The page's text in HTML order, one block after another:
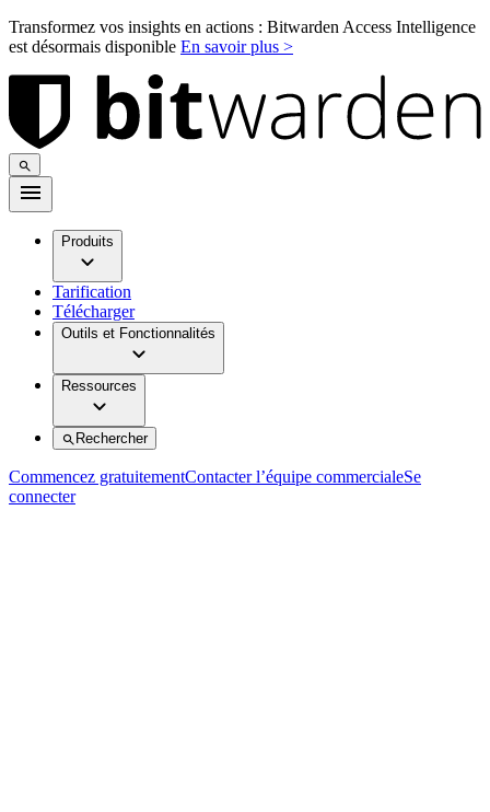
Transformez vos insights en actions : Bitwarden Access Intelligence
est désormais disponible En savoir plus >
Produits
Tarification
Télécharger
Outils et Fonctionnalités
Ressources
Rechercher
Commencez gratuitementContacter l’équipe commercialeSe
connecter